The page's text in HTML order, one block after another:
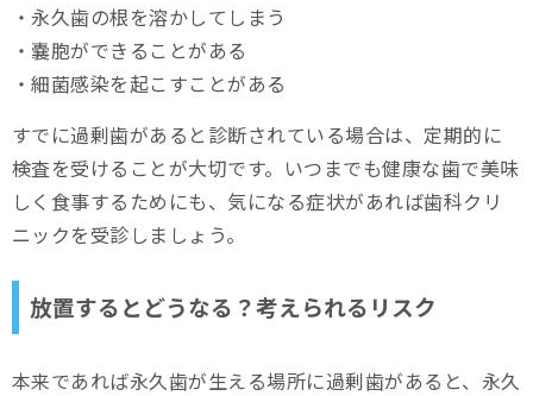
・永久歯の根を溶かしてしまう
・嚢胞ができることがある
・細菌感染を起こすことがある
すでに過剰歯があると診断されている場合は、定期的に
検査を受けることが大切です。いつまでも健康な歯で美味
しく食事するためにも、気になる症状があれば歯科クリ
ニックを受診しましょう。
放置するとどうなる？考えられるリスク
本来であれば永久歯が生える場所に過剰歯があると、永久